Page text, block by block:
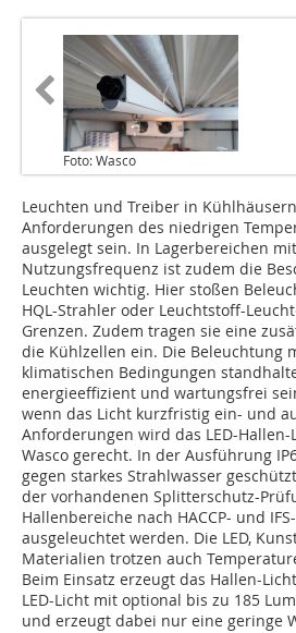
Foto: Wasco
Leuchten und Treiber in
Anforderungen des niedrigen
ausgelegt sein. In Lagerbereichen
Nutzungsfrequenz ist zudem die
Leuchten wichtig. Hier stoßen
HQL-Strahler oder Leuchtstoff-
Grenzen. Zudem tragen sie eine
die Kühlzellen ein. Die Beleuchtung
klimatischen Bedingungen
energieeffizient und wartungsfrei
wenn das Licht kurzfristig ein- und
Anforderungen wird das LED-Hallen-
Wasco gerecht. In der Ausführung
gegen starkes Strahlwasser
der vorhandenen Splitterschutz-
Hallenbereiche nach HACCP- und
ausgeleuchtet werden. Die LED,
Materialien trotzen auch
Beim Einsatz erzeugt das Hallen-
LED-Licht mit optional bis zu 185
und erzeugt dabei nur eine geringe